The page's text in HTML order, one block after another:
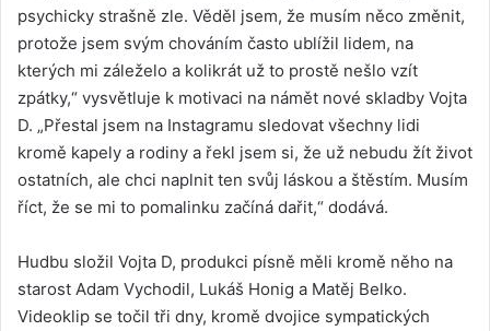
psychicky strašně zle. Věděl jsem, že musím něco změnit,
protože jsem svým chováním často ublížil lidem, na
kterých mi záleželo a kolikrát už to prostě nešlo vzít
zpátky,“ vysvětluje k motivaci na námět nové skladby Vojta
D. „Přestal jsem na Instagramu sledovat všechny lidi
kromě kapely a rodiny a řekl jsem si, že už nebudu žít život
ostatních, ale chci naplnit ten svůj láskou a štěstím. Musím
říct, že se mi to pomalinku začíná dařit,“ dodává.
Hudbu složil Vojta D, produkci písně měli kromě něho na
starost Adam Vychodil, Lukáš Honig a Matěj Belko.
Videoklip se točil tři dny, kromě dvojice sympatických